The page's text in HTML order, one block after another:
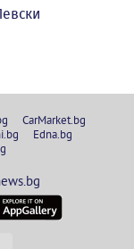
CarMarket.bg
Edna.bg